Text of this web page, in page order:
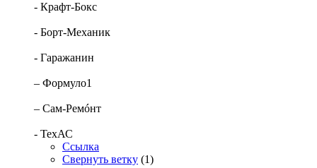
- Крафт-Бокс
- Борт-Механик
- Гаражанин
– Формуло1
– Сам-Ремóнт
- ТехАС
Ссылка
Свернуть ветку (1)